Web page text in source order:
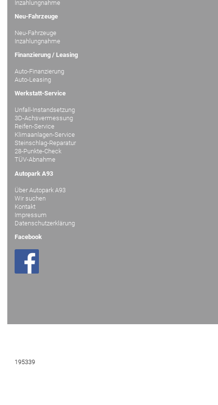
Inzahlungnahme
Neu-Fahrzeuge
Neu-Fahrzeuge
Inzahlungnahme
Finanzierung / Leasing
Auto-Finanzierung
Auto-Leasing
Werkstatt-Service
Unfall-Instandsetzung
3D-Achsvermessung
Reifen-Service
Klimaanlagen-Service
Steinschlag-Reparatur
28-Punkte-Check
TÜV-Abnahme
Autopark A93
Über Autopark A93
Wir suchen
Kontakt
Impressum
Datenschutzerklärung
Facebook
195339